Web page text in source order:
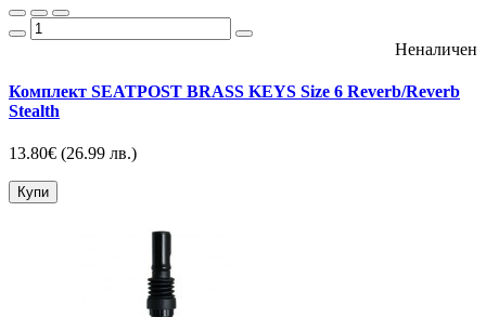
Неналичен
Комплект SEATPOST BRASS KEYS Size 6 Reverb/Reverb
Stealth
13.80€ (26.99 лв.)
Купи